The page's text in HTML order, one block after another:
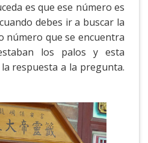
es que ese número es
debes ir a buscar la
número que se encuentra
los palos y esta
respuesta a la pregunta.